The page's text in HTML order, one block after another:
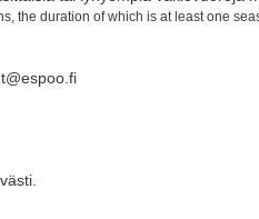
the duration of which is at least one